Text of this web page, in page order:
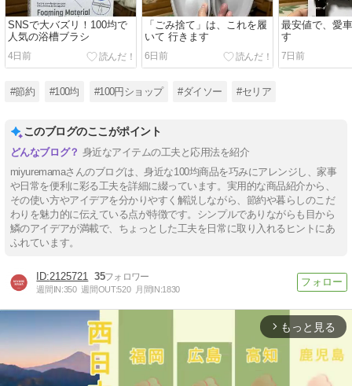
SNSで大バズリ！100均で
人気の浴槽ブラシ
4日前
「ごみ捨て」は、これを履
いて 行きます
6日前
最安値で、愛
す
7日前
#節約 #100均 #100円ショップ #ダイソー #セリア
このブログのここがポイント
身近なアイテムの工夫と応用法を紹介
miyuremamaさんのブログは、身近な100均商品を巧みにアレンジし、家事
や日常を便利に彩る工夫を詳細に綴っています。実用的な商品紹介から、
その使い方やアイデアを分かりやすく解説しながら、節約や暮らしのこだ
わりを魅力的に伝えている点が特徴です。シンプルでありながらも目から
鱗のアイデアが満載で、ちょっとした工夫を日常に取り入れるヒントにあ
ふれています。
2125721 35
週間IN:350 週間OUT:520 月間IN:1830
arrow_forward_ios もっと見る